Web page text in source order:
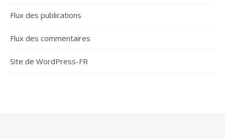
Flux des publications
Flux des commentaires
Site de WordPress-FR